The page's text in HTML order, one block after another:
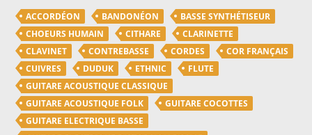
ACCORDÉON BANDONÉON
BASSE SYNTHÉTISEUR
CHOEURS HUMAIN
CITHARE
CLARINETTE
CLAVINET
CONTREBASSE CORDES
COR FRANÇAIS
CUIVRES
DUDUK ETHNIC
FLUTE
GUITARE ACOUSTIQUE CLASSIQUE
GUITARE ACOUSTIQUE FOLK
GUITARE COCOTTES
GUITARE ELECTRIQUE BASSE